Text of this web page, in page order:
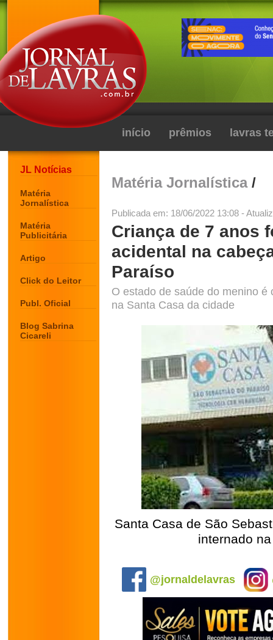
início prêmios lavras
JL Notícias
Matéria
Jornalística
Matéria
Publicitária
Artigo
Click do Leitor
Publ. Oficial
Blog Sabrina
Cicareli
Matéria Jornalística/
Publicada em: 18/06/2022 13:08 -
Criança de 7 anos
acidental na
Paraíso
O estado de saúde do menino
na Santa Casa da cidade
Santa Casa de São
internado
@jornaldelavras